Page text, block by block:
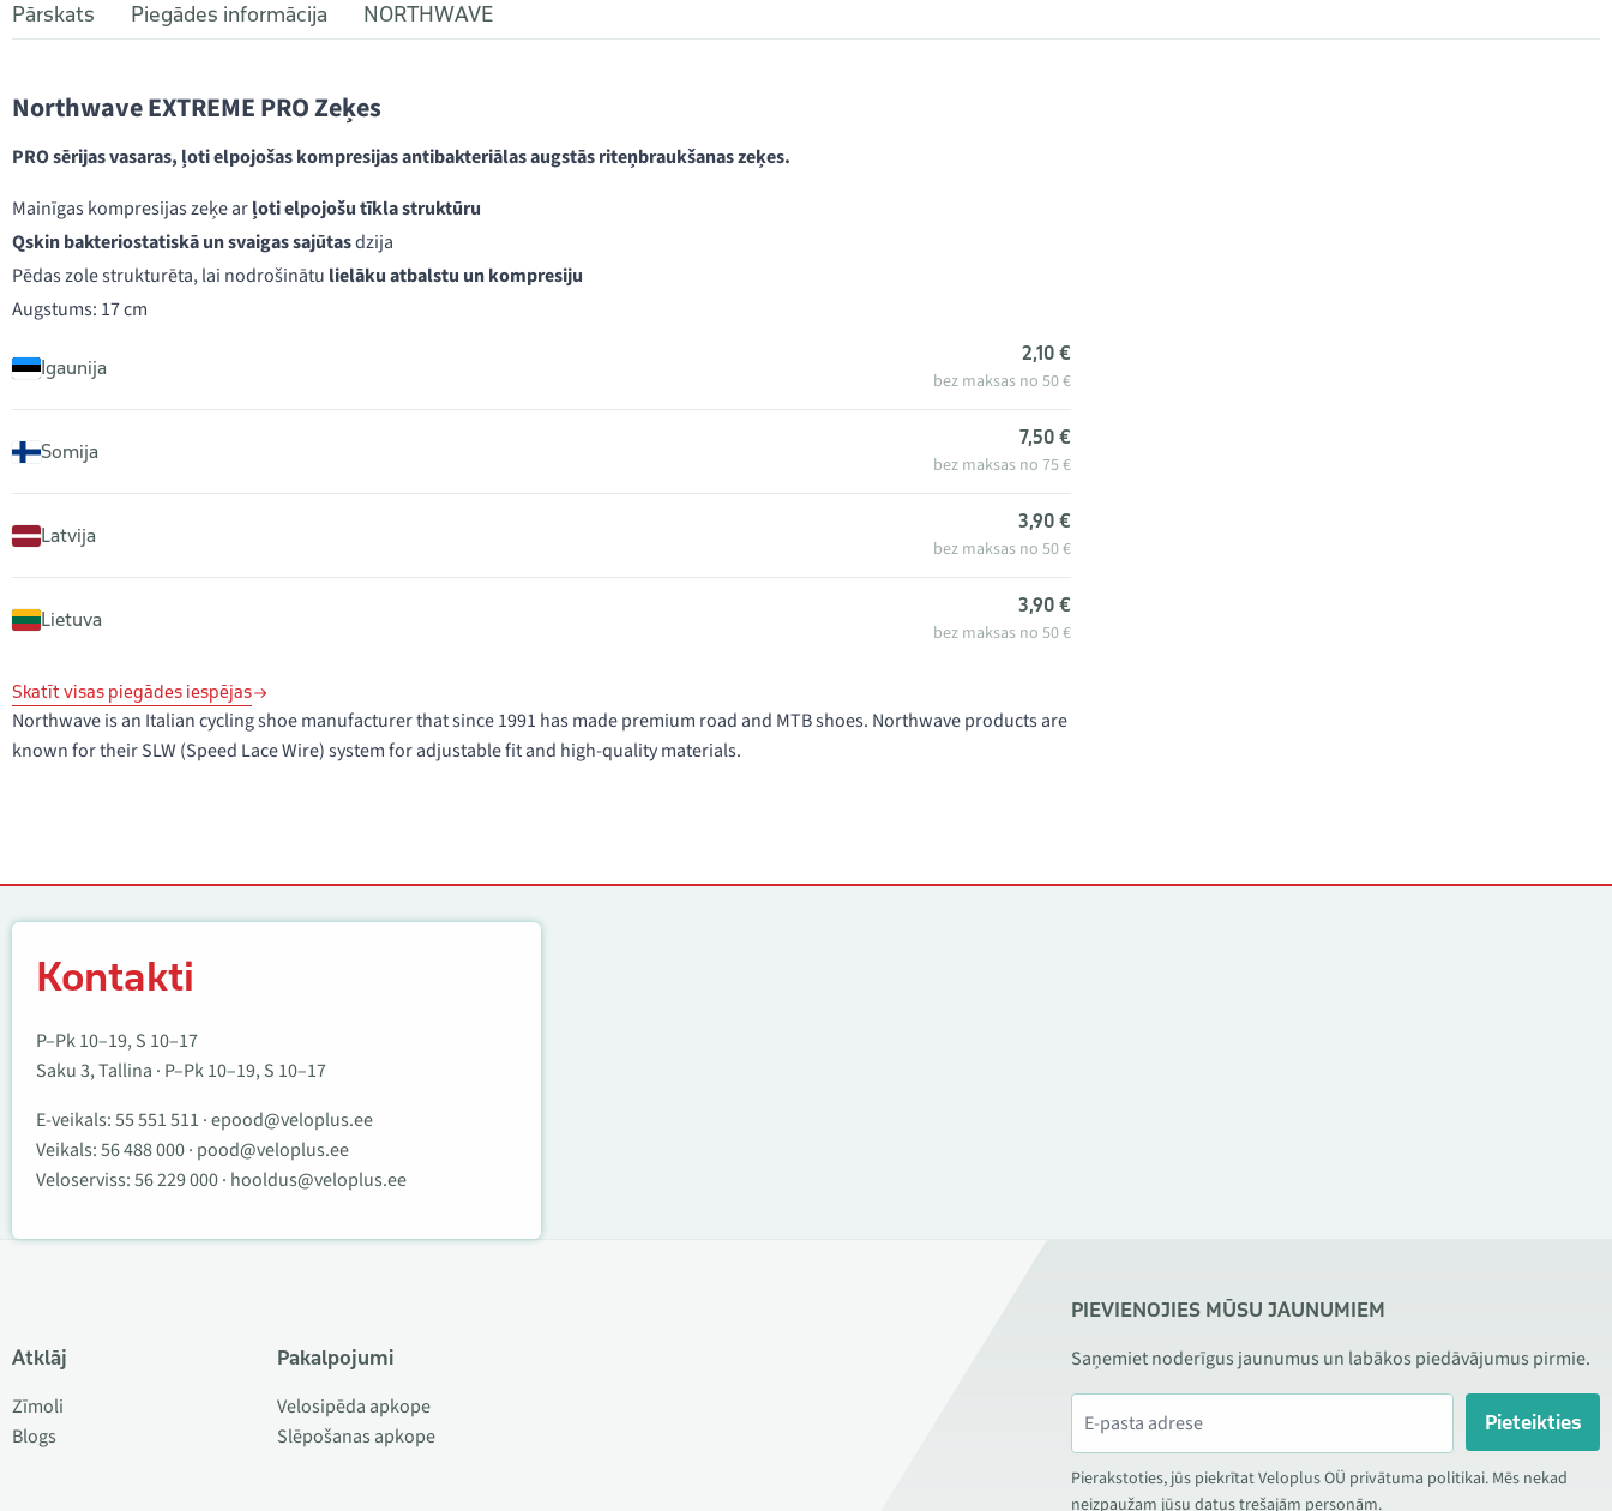
Pārskats Piegādes informācija NORTHWAVE
Northwave EXTREME PRO Zeķes
PRO sērijas vasaras, ļoti elpojošas kompresijas antibakteriālas augstās riteņbraukšanas zeķes.
Mainīgas kompresijas zeķe arļoti elpojošu tīkla struktūru
Qskin bakteriostatiskā un svaigas sajūtasdzija
Pēdas zole strukturēta, lai nodrošinātu lielāku atbalstu un kompresiju
Augstums: 17 cm
Igaunija
2,10 €
bez maksas no 50 €
Somija
7,50 €
bez maksas no 75 €
Latvija
3,90 €
bez maksas no 50 €
Lietuva
3,90 €
bez maksas no 50 €
Skatīt visas piegādes iespējas
Northwave is an Italian cycling shoe manufacturer that since 1991 has made premium road and MTB shoes. Northwave products are
known for their SLW (Speed Lace Wire) system for adjustable fit and high-quality materials.
Kontakti
P–Pk 10–19, S 10–17
Saku 3, Tallina · P–Pk 10–19, S 10–17
E-veikals:55 551 511 ·epood@veloplus.ee
Veikals:56 488 000· pood@veloplus.ee
Veloserviss:56 229 000· hooldus@veloplus.ee
Atklāj
Zīmoli
Blogs
Pakalpojumi
Velosipēda apkope
Slēpošanas apkope
PIEVIENOJIES MŪSU JAUNUMIEM
Saņemiet noderīgus jaunumus un labākos piedāvājumus pirmie.
Pieteikties
Pierakstoties, jūs piekrītat Veloplus OÜ privātuma politikai. Mēs nekad
neizpaužam jūsu datus trešajām personām.